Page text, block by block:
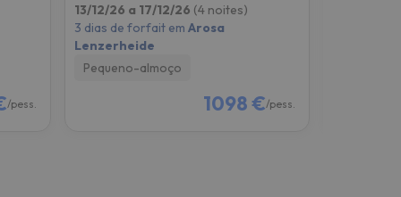
/pess.
13/12/26 a 17/12/26 (4 noites)
3 dias de forfait emArosa
Lenzerheide
Pequeno-almoço
1098 €/pess.